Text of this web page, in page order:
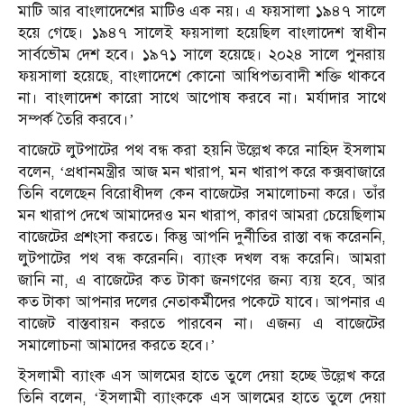
মাটি আর বাংলাদেশের মাটিও এক নয়। এ ফয়সালা ১৯৪৭ সালে
হয়ে গেছে। ১৯৪৭ সালেই ফয়সালা হয়েছিল বাংলাদেশ স্বাধীন
সার্বভৌম দেশ হবে। ১৯৭১ সালে হয়েছে। ২০২৪ সালে পুনরায়
ফয়সালা হয়েছে, বাংলাদেশে কোনো আধিপত্যবাদী শক্তি থাকবে
না। বাংলাদেশ কারো সাথে আপোষ করবে না। মর্যাদার সাথে
সম্পর্ক তৈরি করবে।’
বাজেটে লুটপাটের পথ বন্ধ করা হয়নি উল্লেখ করে নাহিদ ইসলাম
বলেন, ‘প্রধানমন্ত্রীর আজ মন খারাপ, মন খারাপ করে কক্সবাজারে
তিনি বলেছেন বিরোধীদল কেন বাজেটের সমালোচনা করে। তাঁর
মন খারাপ দেখে আমাদেরও মন খারাপ, কারণ আমরা চেয়েছিলাম
বাজেটের প্রশংসা করতে। কিন্তু আপনি দুর্নীতির রাস্তা বন্ধ করেননি,
লুটপাটের পথ বন্ধ করেননি। ব্যাংক দখল বন্ধ করেনি। আমরা
জানি না, এ বাজেটের কত টাকা জনগণের জন্য ব্যয় হবে, আর
কত টাকা আপনার দলের নেতাকর্মীদের পকেটে যাবে। আপনার এ
বাজেট বাস্তবায়ন করতে পারবেন না। এজন্য এ বাজেটের
সমালোচনা আমাদের করতে হবে।’
ইসলামী ব্যাংক এস আলমের হাতে তুলে দেয়া হচ্ছে উল্লেখ করে
তিনি বলেন, ‘ইসলামী ব্যাংককে এস আলমের হাতে তুলে দেয়া